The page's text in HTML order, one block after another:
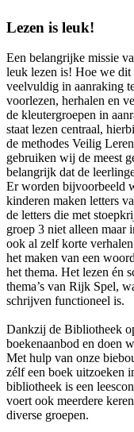
Lezen is leuk!
Een belangrijke missie
leuk lezen is! Hoe we dit
veelvuldig in aanraking
voorlezen, herhalen en
de kleutergroepen in
staat lezen centraal,
de methodes Veilig
gebruiken wij de meest
belangrijk dat de
Er worden bijvoorbeeld
kinderen maken letters
de letters die met
groep 3 niet alleen maar
ook al zelf korte
het maken van een
het thema. Het lezen én
thema’s van Rijk Spel,
schrijven functioneel is.
Dankzij de Bibliotheek
boekenaanbod en doen
Met hulp van onze
zélf een boek uitzoeken
bibliotheek is een
voert ook meerdere
diverse groepen.